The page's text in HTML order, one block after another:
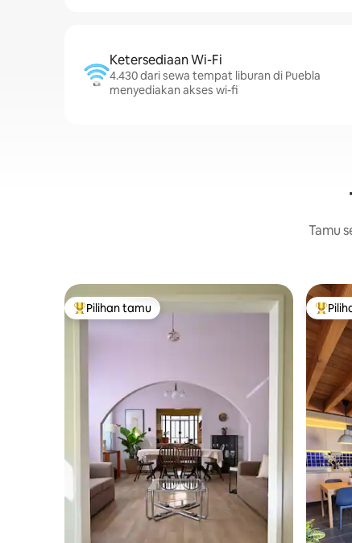
Ketersediaan Wi-Fi
4.430 dari sewa tempat liburan di Puebla
menyediakan akses wi-fi
Tamu
Pilihan tamu terpopuler
Pilihan tamu